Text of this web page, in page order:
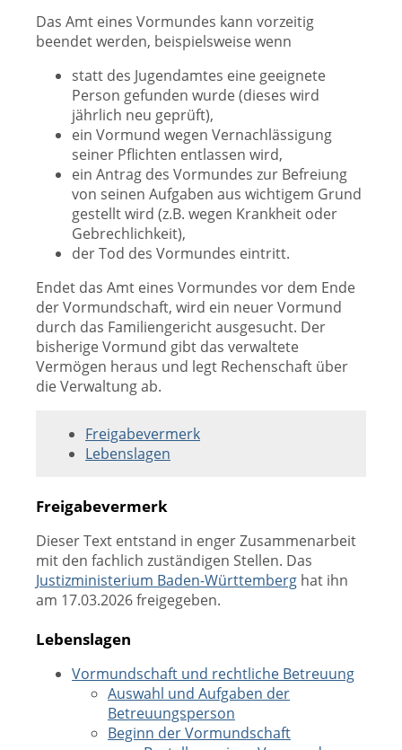
Das Amt eines Vormundes kann vorzeitig
beendet werden, beispielsweise wenn
statt des Jugendamtes eine geeignete
Person gefunden wurde (dieses wird
jährlich neu geprüft),
ein Vormund wegen Vernachlässigung
seiner Pflichten entlassen wird,
ein Antrag des Vormundes zur Befreiung
von seinen Aufgaben aus wichtigem Grund
gestellt wird (z.B. wegen Krankheit oder
Gebrechlichkeit),
der Tod des Vormundes eintritt.
Endet das Amt eines Vormundes vor dem Ende
der Vormundschaft, wird ein neuer Vormund
durch das Familiengericht ausgesucht. Der
bisherige Vormund gibt das verwaltete
Vermögen heraus und legt Rechenschaft über
die Verwaltung ab.
Freigabevermerk
Lebenslagen
Freigabevermerk
Dieser Text entstand in enger Zusammenarbeit
mit den fachlich zuständigen Stellen. Das
Justizministerium Baden-Württemberg hat ihn
am 17.03.2026 freigegeben.
Lebenslagen
Vormundschaft und rechtliche Betreuung
Auswahl und Aufgaben der
Betreuungsperson
Beginn der Vormundschaft